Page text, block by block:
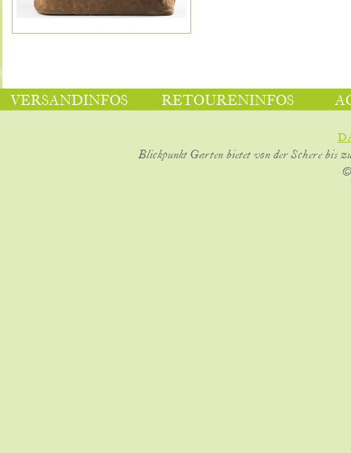
VERSANDINFOS RETOURENINFOS
Blickpunkt Garten bietet von der Schere bis